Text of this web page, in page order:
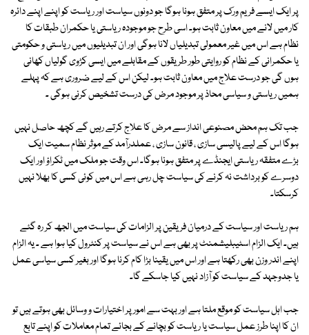
پر ایک ایسے فریم ورک پر متفق ہونا ہوگا جو دونوں سیاست اور ریاست کو اپنے اپنے دائرہ
کار میں لانے میں معاون ثابت ہو۔ اسی طرح جو موجودہ ریاستی یا حکمران طبقات کا
نظام ہے اس میں غیر معمولی تبدیلیاں لانا ہوگی اور ان تبدیلیوں میں ریاستی و حکومتی
یا حکمرانی کے نظام کو روایتی طور طریقوں کے مقابلے میں ایسی کڑوی گولیاں کھانی
ہوں گی جو درست علاج میں معاون ثابت ہو۔ لیکن اس کے لیے ضروری ہے کہ پہلے
ہمیں ریاستی و سیاسی محاذ پر موجود مرض کی درست تشخیص کرنی ہوگی ۔
جب تک ہم محض مصنوعی انداز سے مرض کا علاج کرتے رہیں گے کچھ حاصل نہیں
ہوگا اس کے لیے پالیسی سازی ، قانون سازی ، عملدرآمد کے موثر نظام سمیت ایک
بڑے متفقہ ریاستی ایجنڈے پر متفق ہونا ہوگا۔ اس وقت جو ملک میں ٹکراؤ اور ایک
دوسرے کو برداشت نہ کرنے کی سیاست چل رہی ہے اس میں کوئی کسی کا بھلا نہیں
کرسکتا۔
ہم ریاست اور سیاست کے درمیان فریقین پر الزامات کی سیاست میں الجھ کر رہ گئے
ہیں۔ ایک الزام اسٹیبلیشمنٹ پر بھی ہے اس نے سیاست پر کنٹرول کیا ہوا ہے ۔ یہ الزام
اپنے اندر وزن بھی رکھتا ہے اور اس میں یقینا بڑا کام کرنا ہوگا اور بغیر کسی سیاسی عمل
یا جدوجہد کے سیاست کو آزاد نہیں کیا جاسکے گا۔
جب اہل سیاست کو موقع ملتا ہے اور بہت سے امور پر اختیارات و وسائل بھی ہوتے ہیں تو
ان کا اپنا طرز عمل سیاست یا ریاست کو بچانے کے بجائے تمام معاملات کو اپنے تابع